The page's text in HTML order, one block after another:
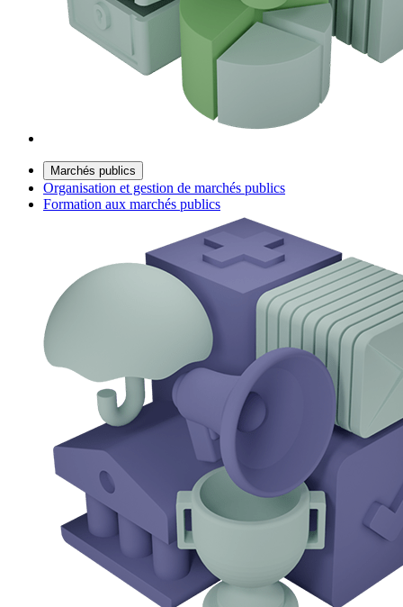
Marchés publics
Organisation et gestion de marchés publics
Formation aux marchés publics